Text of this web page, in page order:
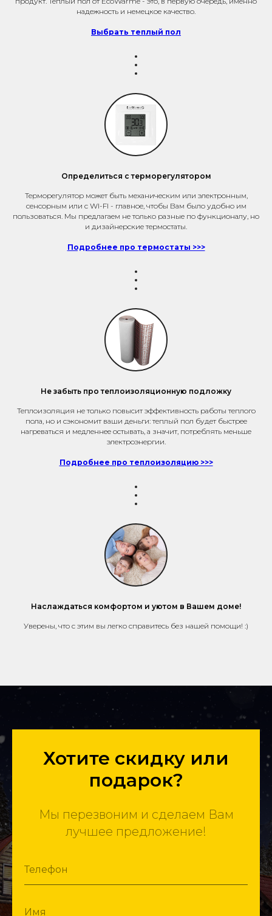
надежность и немецкое качество.
Выбрать теплый пол
Определиться с терморегулятором
Терморегулятор может быть механическим или электронным,
сенсорным или с WI-FI - главное, чтобы Вам было удобно им
пользоваться. Мы предлагаем не только разные по функционалу, но
и дизайнерские термостаты.
Подробнее про термостаты >>>
Не забыть про теплоизоляционную подложку
Теплоизоляция не только повысит эффективность работы теплого
пола, но и сэкономит ваши деньги: теплый пол будет быстрее
нагреваться и медленнее остывать, а значит, потреблять меньше
электроэнергии.
Подробнее про теплоизоляцию >>>
Наслаждаться комфортом и уютом в Вашем доме!
Уверены, что с этим вы легко справитесь без нашей помощи! :)
Хотите скидку или
подарок?
Мы перезвоним и сделаем Вам
лучшее предложение!